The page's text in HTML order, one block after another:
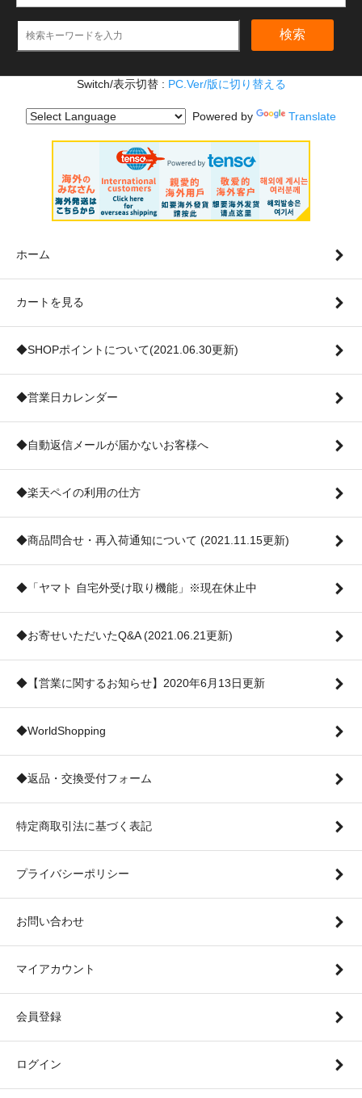
検索
Switch/表示切替 : PC.Ver/版に切り替える
Powered by Translate
ホーム
カートを見る
◆SHOPポイントについて(2021.06.30更新)
◆営業日カレンダー
◆自動返信メールが届かないお客様へ
◆楽天ペイの利用の仕方
◆商品問合せ・再入荷通知について (2021.11.15更新)
◆「ヤマト 自宅外受け取り機能」※現在休止中
◆お寄せいただいたQ&A (2021.06.21更新)
◆【営業に関するお知らせ】2020年6月13日更新
◆WorldShopping
◆返品・交換受付フォーム
特定商取引法に基づく表記
プライバシーポリシー
お問い合わせ
マイアカウント
会員登録
ログイン